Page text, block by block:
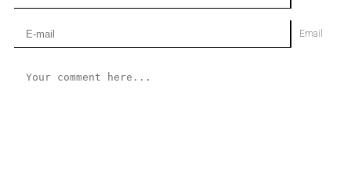
Email